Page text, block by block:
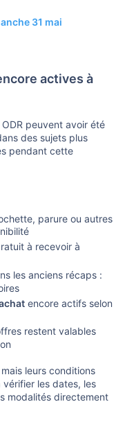
31 mai
actives à
peuvent avoir été
des sujets plus
pendant cette
parure ou autres
à recevoir à
les anciens récaps :
encore actifs selon
restent valables
leurs conditions
les dates, les
modalités directement